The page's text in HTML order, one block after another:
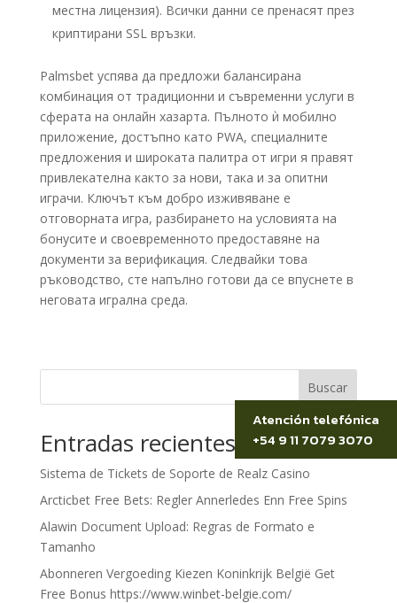
местна лицензия). Всички данни се пренасят през
криптирани SSL връзки.
Palmsbet успява да предложи балансирана
комбинация от традиционни и съвременни услуги в
сферата на онлайн хазарта. Пълното ѝ мобилно
приложение, достъпно като PWA, специалните
предложения и широката палитра от игри я правят
привлекателна както за нови, така и за опитни
играчи. Ключът към добро изживяване е
отговорната игра, разбирането на условията на
бонусите и своевременното предоставяне на
документи за верификация. Следвайки това
ръководство, сте напълно готови да се впуснете в
неговата игрална среда.
Buscar
Entradas recientes
Sistema de Tickets de Soporte de Realz Casino
Arcticbet Free Bets: Regler Annerledes Enn Free Spins
Alawin Document Upload: Regras de Formato e
Tamanho
Abonneren Vergoeding Kiezen Koninkrijk België Get
Free Bonus https://www.winbet-belgie.com/
Atención telefónica
+54 9 11 7079 3070